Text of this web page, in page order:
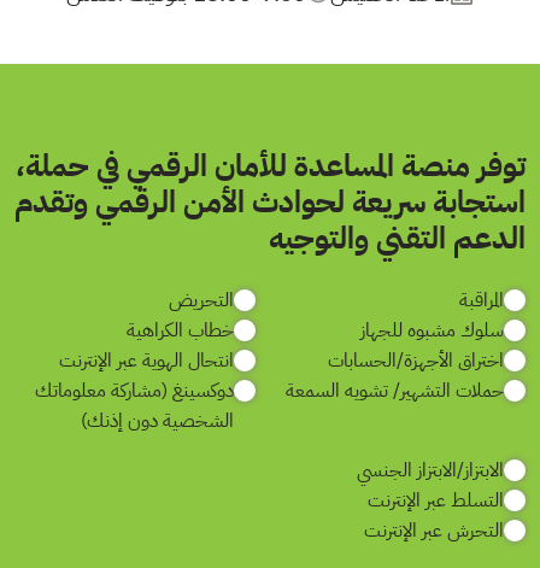
توفر منصة المساعدة للأمان الرقمي في حملة،
استجابة سريعة لحوادث الأمن الرقمي وتقدم
الدعم التقني والتوجيه
المراقبة
سلوك مشبوه للجهاز
اختراق الأجهزة/الحسابات
حملات التشهير/ تشويه السمعة
التحريض
خطاب الكراهية
انتحال الهوية عبر الإنترنت
دوكسينغ (مشاركة معلوماتك
الشخصية دون إذنك)
الابتزاز/الابتزاز الجنسي
التسلط عبر الإنترنت
التحرش عبر الإنترنت